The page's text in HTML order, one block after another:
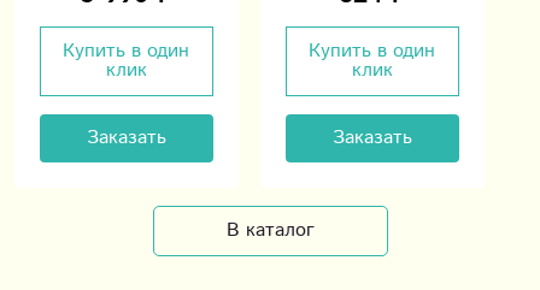
Купить в один
клик
Заказать
Купить в один
клик
Заказать
В каталог